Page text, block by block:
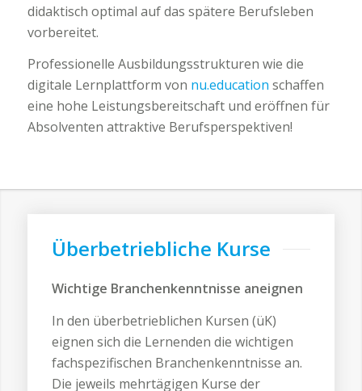
didaktisch optimal auf das spätere Berufsleben
vorbereitet.
Professionelle Ausbildungsstrukturen wie die
digitale Lernplattform von nu.education schaffen
eine hohe Leistungsbereitschaft und eröffnen für
Absolventen attraktive Berufsperspektiven!
Überbetriebliche Kurse
Wichtige Branchenkenntnisse aneignen
In den überbetrieblichen Kursen (üK)
eignen sich die Lernenden die wichtigen
fachspezifischen Branchenkenntnisse an.
Die jeweils mehrtägigen Kurse der